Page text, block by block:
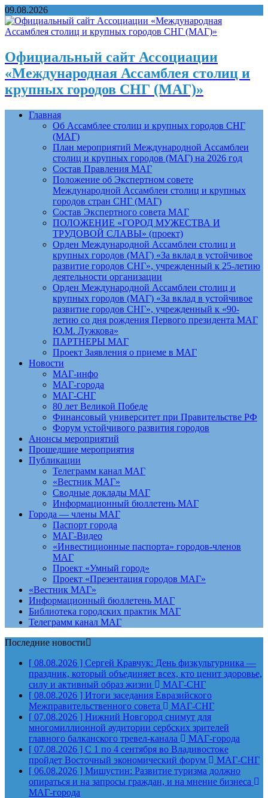
09.08.2026
Официальный сайт Ассоциации
«Международная Ассамблея столиц и
крупных городов СНГ (МАГ)»
Главная
Об Ассамблее столиц и крупных городов СНГ
(МАГ)
План мероприятий Международной Ассамблеи
столиц и крупных городов (МАГ) на 2026 год
Состав Правления МАГ
Положение об Экспертном совете
Международной Ассамблеи столиц и крупных
городов стран СНГ (МАГ)
Состав Экспертного совета МАГ
ПОЛОЖЕНИЕ «ГОРОД МУЖЕСТВА И
ТРУДОВОЙ СЛАВЫ» (проект)
Орден Международной Ассамблеи столиц и
крупных городов (МАГ) «За вклад в устойчивое
развитие городов СНГ», учрежденный к 25-летию
деятельности организации
Орден Международной Ассамблеи столиц и
крупных городов (МАГ) «За вклад в устойчивое
развитие городов СНГ», учрежденный к «90-
летию со дня рождения Первого президента МАГ
Ю.М. Лужкова»
ПАРТНЕРЫ МАГ
Проект Заявления о приеме в МАГ
Новости
МАГ-инфо
МАГ-города
МАГ-СНГ
80 лет Великой Победе
Финансовый университет при Правительстве РФ
Форум устойчивого развития городов
Анонсы мероприятий
Прошедшие мероприятия
Публикации
Телеграмм канал МАГ
«Вестник МАГ»
Сводные доклады МАГ
Информационный бюллетень МАГ
Города — члены МАГ
Паспорт города
МАГ-Видео
«Инвестиционные паспорта» городов-членов
МАГ
Проект «Умный город»
Проект «Презентация городов МАГ»
«Вестник МАГ»
Информационный бюллетень МАГ
Библиотека городских практик МАГ
Телеграмм канал МАГ
Последние новости
[ 08.08.2026 ] Сергей Кравчук: День физкультурника —
праздник, который объединяет всех, кто ценит здоровье,
силу и активный образ жизни
МАГ-СНГ
[ 08.08.2026 ] Итоги заседания Евразийского
Межправительственного совета
МАГ-СНГ
[ 07.08.2026 ] Нижний Новгород снимут для
многомиллионной аудитории сербских зрителей
главного балканского тревел-канала
МАГ-города
[ 07.08.2026 ] С 1 по 4 сентября во Владивостоке
пройдет Восточный экономический форум
МАГ-СНГ
[ 06.08.2026 ] Мишустин: Развитие туризма должно
опираться и на запросы граждан, и на мнение бизнеса
МАГ-города